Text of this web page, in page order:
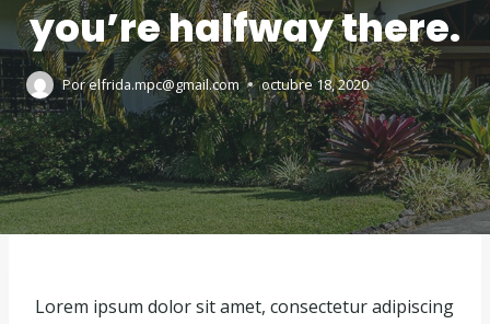
you’re halfway there.
Porelfrida.mpc@gmail.com octubre 18, 2020
Lorem ipsum dolor sit amet, consectetur adipiscing